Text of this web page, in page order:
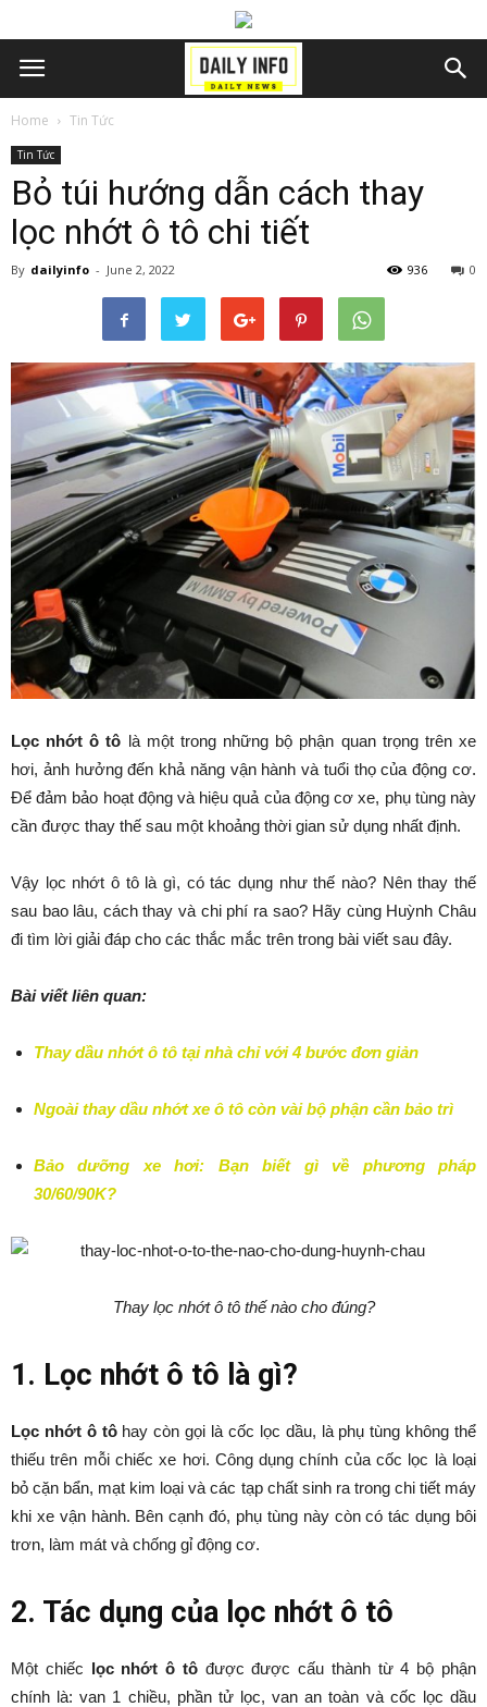
Home Tin Tức
Tin Tức
Bỏ túi hướng dẫn cách thay
lọc nhớt ô tô chi tiết
By dailyinfo - June 2, 2022 0
936
Lọc nhớt ô tô là một trong những bộ phận quan trọng trên xe
hơi, ảnh hưởng đến khả năng vận hành và tuổi thọ của động cơ.
Để đảm bảo hoạt động và hiệu quả của động cơ xe, phụ tùng này
cần được thay thế sau một khoảng thời gian sử dụng nhất định.
Vậy lọc nhớt ô tô là gì, có tác dụng như thế nào? Nên thay thế
sau bao lâu, cách thay và chi phí ra sao? Hãy cùng Huỳnh Châu
đi tìm lời giải đáp cho các thắc mắc trên trong bài viết sau đây.
Bài viết liên quan:
Thay dầu nhớt ô tô tại nhà chỉ với 4 bước đơn giản
Ngoài thay dầu nhớt xe ô tô còn vài bộ phận cần bảo trì
Bảo dưỡng xe hơi: Bạn biết gì về phương pháp
30/60/90K?
Thay lọc nhớt ô tô thế nào cho đúng?
1. Lọc nhớt ô tô là gì?
Lọc nhớt ô tôhay còn gọi là cốc lọc dầu, là phụ tùng không thể
thiếu trên mỗi chiếc xe hơi. Công dụng chính của cốc lọc là loại
bỏ cặn bẩn, mạt kim loại và các tạp chất sinh ra trong chi tiết máy
khi xe vận hành. Bên cạnh đó, phụ tùng này còn có tác dụng bôi
trơn, làm mát và chống gỉ động cơ.
2. Tác dụng của lọc nhớt ô tô
Một chiếc lọc nhớt ô tôđược được cấu thành từ 4 bộ phận
chính là: van 1 chiều, phần tử lọc, van an toàn và cốc lọc dầu